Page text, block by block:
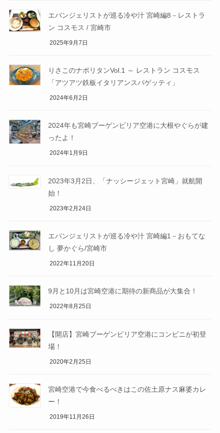
エバンジェリストが巡る冷や汁 宮崎編8－レストラ
ン コスモス / 宮崎市
2025年9月7日
りさこのナポリタンVol.1 ～ レストラン コスモス
「アツアツ鉄板イタリアンスパゲッティ」
2024年6月2日
2024年も宮崎ブーゲンビリア空港に大根やぐらが建
ったよ！
2024年1月9日
2023年3月2日、「ナッシージェット宮崎」就航開
始！
2023年2月24日
エバンジェリストが巡る冷や汁 宮崎編1－おもてな
し 夢かぐら/宮崎市
2022年11月20日
9月と10月は宮崎空港に期待の新商品が大集合！
2022年8月25日
【開店】宮崎ブーゲンビリア空港にコンビニが初登
場！
2020年2月25日
宮崎空港で今食べるべきはこの佐土原ナス麻婆カレ
ー！
2019年11月26日